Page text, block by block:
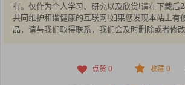
有。仅作为个人学习、研究以及欣赏!请在下载后
共同维护和谐健康的互联网!如果您发现本站上有
品，请与我们取得联系，我们会及时删除或者修改
点赞 0 收藏 0